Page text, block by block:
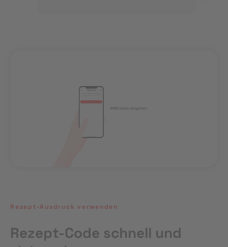
Rezept-Ausdruck verwenden
Rezept-Code schnell und